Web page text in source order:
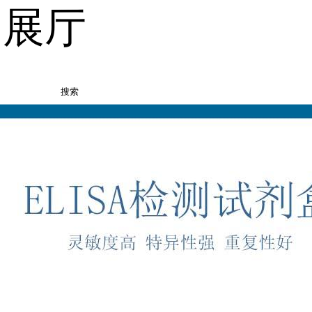
厅
搜索